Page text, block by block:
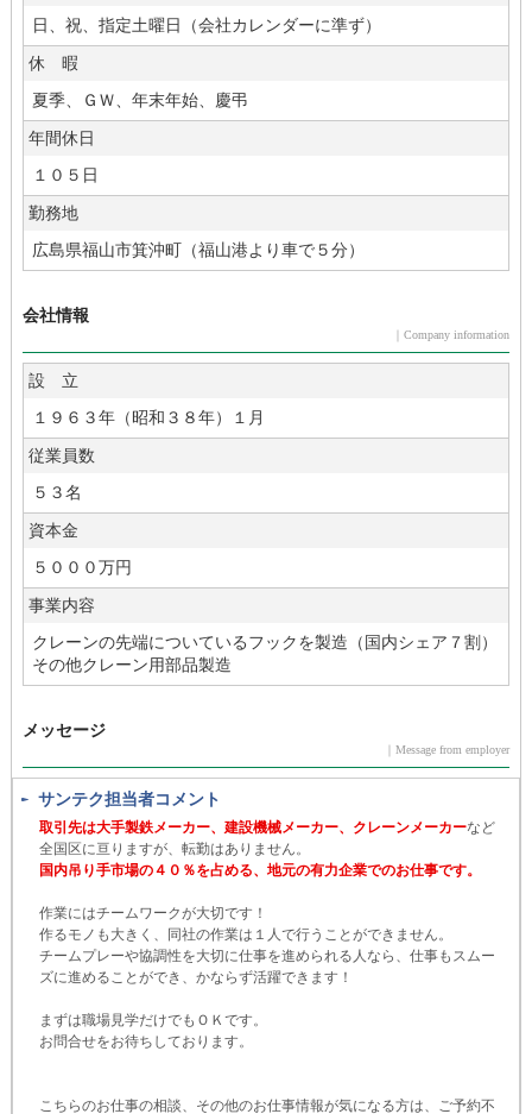
日、祝、指定土曜日（会社カレンダーに準ず）
休 暇
夏季、ＧＷ、年末年始、慶弔
年間休日
１０５日
勤務地
広島県福山市箕沖町（福山港より車で５分）
会社情報
｜Company information
設 立
１９６３年（昭和３８年）１月
従業員数
５３名
資本金
５０００万円
事業内容
クレーンの先端についているフックを製造（国内シェア７割）
その他クレーン用部品製造
メッセージ
｜Message from employer
サンテク担当者コメント
取引先は大手製鉄メーカー、建設機械メーカー、クレーンメーカーなど
全国区に亘りますが、転勤はありません。
国内吊り手市場の４０％を占める、地元の有力企業でのお仕事です。
作業にはチームワークが大切です！
作るモノも大きく、同社の作業は１人で行うことができません。
チームプレーや協調性を大切に仕事を進められる人なら、仕事もスムー
ズに進めることができ、かならず活躍できます！
まずは職場見学だけでもＯＫです。
お問合せをお待ちしております。
こちらのお仕事の相談、その他のお仕事情報が気になる方は、ご予約不